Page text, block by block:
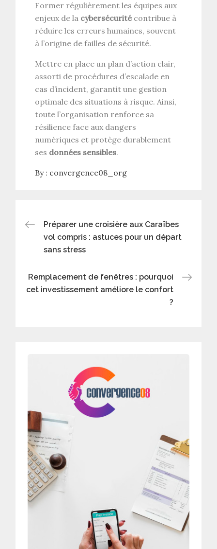
Former régulièrement les équipes aux
enjeux de la cybersécuritécontribue à
réduire les erreurs humaines, souvent
à l’origine de failles de sécurité.
Mettre en place un plan d’action clair,
assorti de procédures d’escalade en
cas d’incident, garantit une gestion
optimale des situations à risque. Ainsi,
toute l’organisation renforce sa
résilience face aux dangers
numériques et protège durablement
ses données sensibles.
By : convergence08_org
Navigation
de
l’article
Préparer une croisière aux Caraïbes
vol compris : astuces pour un départ
sans stress
Remplacement de fenêtres : pourquoi
cet investissement améliore le confort
?